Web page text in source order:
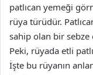
patlıcan yemeği
rüya türüdür.
sahip olan bir sebze
Peki, rüyada etli
İşte bu rüyanın